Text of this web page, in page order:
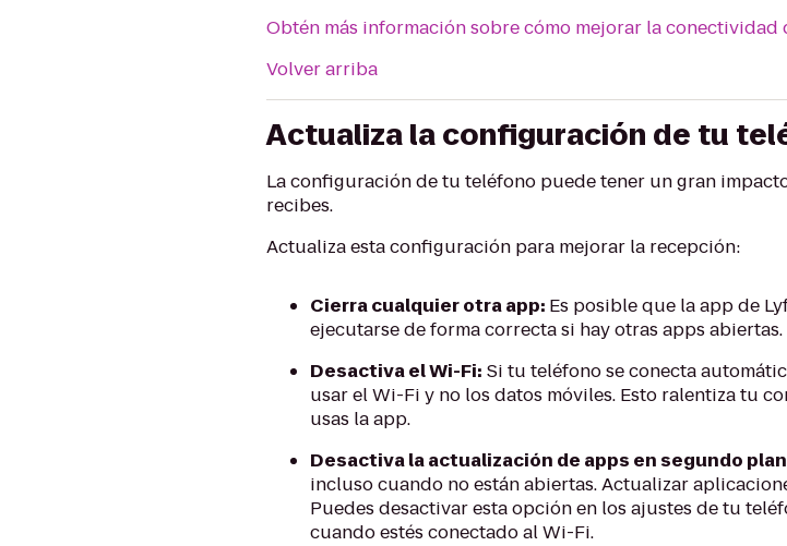
Obtén más información sobre cómo mejorar la conectividad
Volver arriba
Actualiza la configuración de tu
La configuración de tu teléfono puede tener un gran
recibes.
Actualiza esta configuración para mejorar la recepción:
Cierra cualquier otra app: Es posible que la app de
ejecutarse de forma correcta si hay otras apps abiertas.
Desactiva el Wi-Fi: Si tu teléfono se conecta
usar el Wi-Fi y no los datos móviles. Esto ralentiza tu
usas la app.
Desactiva la actualización de apps en segundo
incluso cuando no están abiertas. Actualizar
Puedes desactivar esta opción en los ajustes de tu
cuando estés conectado al Wi-Fi.